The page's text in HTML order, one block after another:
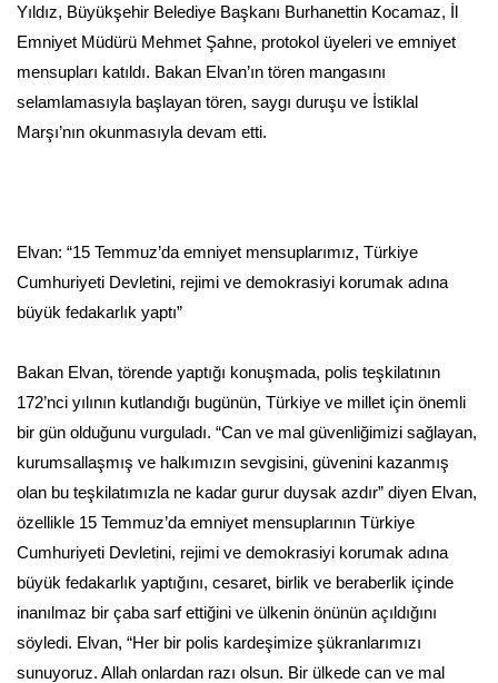
Yıldız, Büyükşehir Belediye Başkanı Burhanettin Kocamaz, İl
Emniyet Müdürü Mehmet Şahne, protokol üyeleri ve emniyet
mensupları katıldı. Bakan Elvan’ın tören mangasını
selamlamasıyla başlayan tören, saygı duruşu ve İstiklal
Marşı’nın okunmasıyla devam etti.
Elvan: “15 Temmuz’da emniyet mensuplarımız, Türkiye
Cumhuriyeti Devletini, rejimi ve demokrasiyi korumak adına
büyük fedakarlık yaptı”
Bakan Elvan, törende yaptığı konuşmada, polis teşkilatının
172’nci yılının kutlandığı bugünün, Türkiye ve millet için önemli
bir gün olduğunu vurguladı. “Can ve mal güvenliğimizi sağlayan,
kurumsallaşmış ve halkımızın sevgisini, güvenini kazanmış
olan bu teşkilatımızla ne kadar gurur duysak azdır” diyen Elvan,
özellikle 15 Temmuz’da emniyet mensuplarının Türkiye
Cumhuriyeti Devletini, rejimi ve demokrasiyi korumak adına
büyük fedakarlık yaptığını, cesaret, birlik ve beraberlik içinde
inanılmaz bir çaba sarf ettiğini ve ülkenin önünün açıldığını
söyledi. Elvan, “Her bir polis kardeşimize şükranlarımızı
sunuyoruz. Allah onlardan razı olsun. Bir ülkede can ve mal